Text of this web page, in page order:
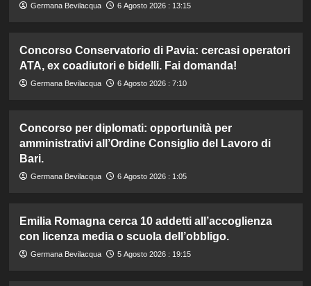
Germana Bevilacqua 6 Agosto 2026 : 13:15
Concorso Conservatorio di Pavia: cercasi operatori
ATA, ex coadiutori e bidelli. Fai domanda!
Germana Bevilacqua 6 Agosto 2026 : 7:10
Concorso per diplomati: opportunità per
amministrativi all’Ordine Consiglio del Lavoro di
Bari.
Germana Bevilacqua 6 Agosto 2026 : 1:05
Emilia Romagna cerca 10 addetti all’accoglienza
con licenza media o scuola dell’obbligo.
Germana Bevilacqua 5 Agosto 2026 : 19:15